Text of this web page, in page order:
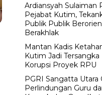
Ardiansyah Sulaiman
Pejabat Kutim,
Publik Publik
Berakhlak
Mantan Kadis
Kutim Jadi Tersangka
Korupsi Proyek RPU
PGRI Sangatta Utara
Perlindungan Guru